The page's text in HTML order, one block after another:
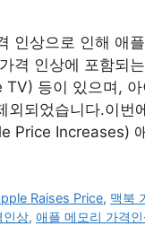
인상으로 인해 애
격 인상에 포함되
등이 있으며,
외되었습니다.이번
Price Increases)
Raises Price, 맥북
인상, 애플 메모리 가격